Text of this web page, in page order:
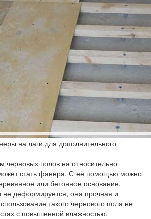
на лаги для дополнительного
черновых полов на относительно
стать фанера. С её помощью можно
или бетонное основание.
не деформируется, она прочная и
такого чернового пола не
с повышенной влажностью.